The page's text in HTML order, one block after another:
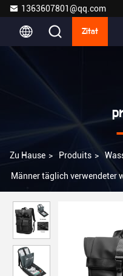
1363607801@qq.com
Zitat
Zu Hause > Produits >
Männer täglich verwendeter